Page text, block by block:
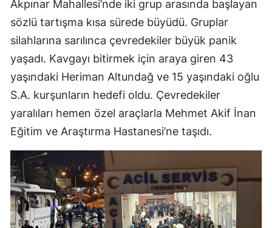
Akpınar Mahallesi’nde iki grup arasında başlayan
sözlü tartışma kısa sürede büyüdü. Gruplar
silahlarına sarılınca çevredekiler büyük panik
yaşadı. Kavgayı bitirmek için araya giren 43
yaşındaki Heriman Altundağ ve 15 yaşındaki oğlu
S.A. kurşunların hedefi oldu. Çevredekiler
yaralıları hemen özel araçlarla Mehmet Akif İnan
Eğitim ve Araştırma Hastanesi’ne taşıdı.